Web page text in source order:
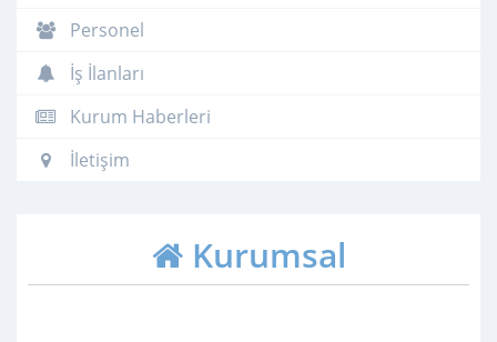
Personel
İş İlanları
Kurum Haberleri
İletişim
Kurumsal